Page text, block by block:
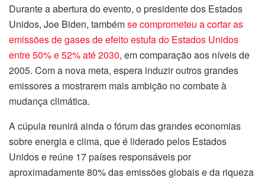
Durante a abertura do evento, o presidente dos Estados
Unidos, Joe Biden, tambémse comprometeu a cortar as
emissões de gases de efeito estufa do Estados Unidos
entre 50% e 52% até 2030, em comparação aos níveis de
2005. Com a nova meta, espera induzir outros grandes
emissores a mostrarem mais ambição no combate à
mudança climática.
A cúpula reunirá ainda o fórum das grandes economias
sobre energia e clima, que é liderado pelos Estados
Unidos e reúne 17 países responsáveis por
aproximadamente 80% das emissões globais e da riqueza